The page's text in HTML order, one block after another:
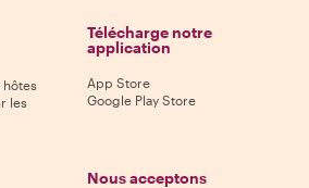
les
Télécharge notre
application
App Store
Google Play Store
Nous acceptons